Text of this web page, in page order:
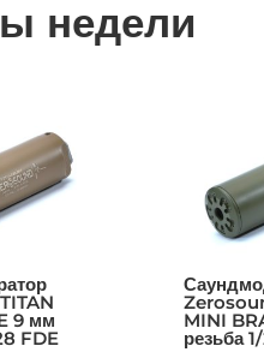
недели
9 мм
FDE
MINI
резьба